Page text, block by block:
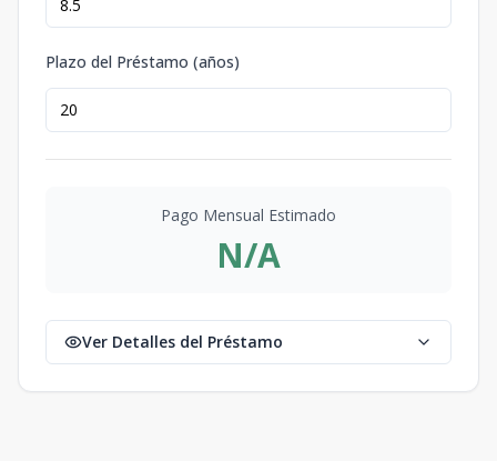
Plazo del Préstamo (años)
Pago Mensual Estimado
N/A
Ver Detalles del Préstamo